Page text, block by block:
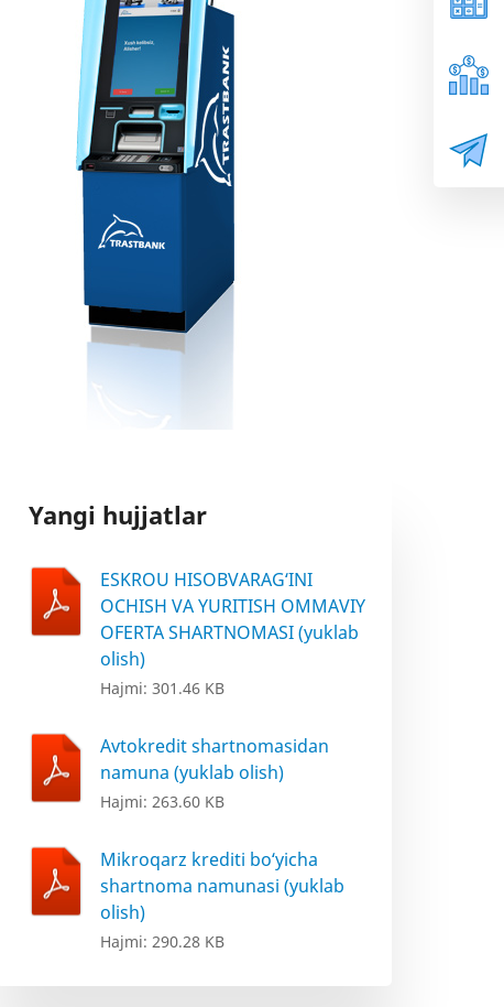
Yangi hujjatlar
ESKROU HISOBVARAG‘INI
OCHISH VA YURITISH OMMAVIY
OFERTA SHARTNOMASI (yuklab
olish)
Hajmi: 301.46 KB
Avtokredit shartnomasidan
namuna (yuklab olish)
Hajmi: 263.60 KB
Mikroqarz krediti bo‘yicha
shartnoma namunasi (yuklab
olish)
Hajmi: 290.28 KB